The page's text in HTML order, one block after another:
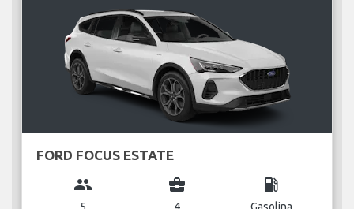
FORD FOCUS ESTATE
group business_center local_gas_station